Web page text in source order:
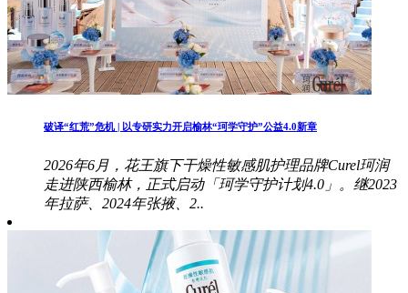
破译“红荒”危机 | 以专研实力开启榆林“珂学守护”公益4.0新章
2026年6月，花王旗下干燥性敏感肌护理品牌Curel珂润
走进陕西榆林，正式启动「珂学守护计划4.0」。继2023
年拉萨、2024年张掖、2..